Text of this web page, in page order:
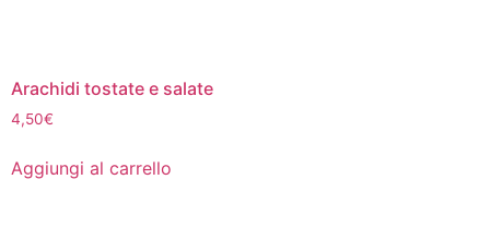
Arachidi tostate e salate
4,50€
Aggiungi al carrello